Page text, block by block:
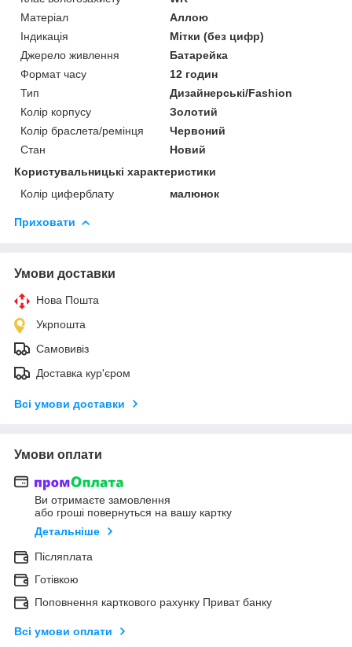
Матеріал
Аллою
Індикація
Мітки (без цифр)
Джерело живлення
Батарейка
Формат часу
12 годин
Тип
Дизайнерські/Fashion
Колір корпусу
Золотий
Колір браслета/ремінця
Червоний
Стан
Новий
Користувальницькі характеристики
Колір циферблату
малюнок
Приховати
Умови доставки
Нова Пошта
Укрпошта
Самовивіз
Доставка кур'єром
Всі умови доставки
Умови оплати
Ви отримаєте замовлення
або гроші повернуться на вашу картку
Детальніше
Післяплата
Готівкою
Поповнення карткового рахунку Приват банку
Всі умови оплати